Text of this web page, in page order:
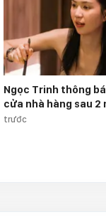
Ngọc Trinh thông
cửa nhà hàng sau 2
trước